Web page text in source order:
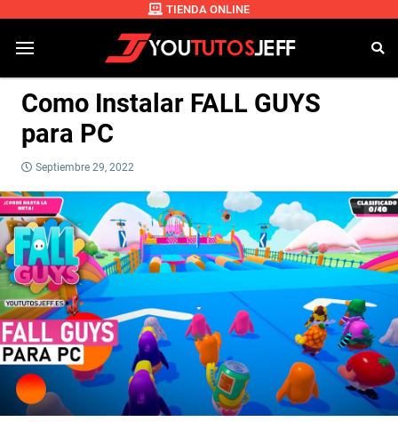
TIENDA ONLINE
Como Instalar FALL GUYS
para PC
Septiembre 29, 2022